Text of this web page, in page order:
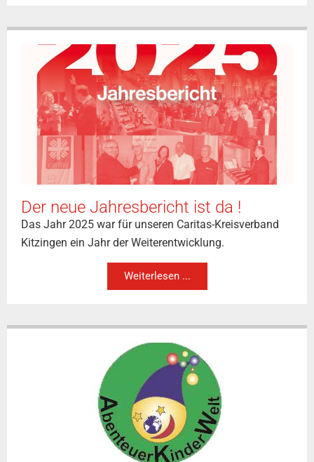
Der neue Jahresbericht ist da !
Das Jahr 2025 war für unseren Caritas-Kreisverband
Kitzingen ein Jahr der Weiterentwicklung.
Weiterlesen ...